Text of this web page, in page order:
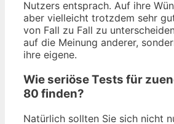
Nutzers entsprach. Auf ihre
aber vielleicht trotzdem sehr
von Fall zu Fall zu
auf die Meinung anderer,
ihre eigene.
Wie seriöse Tests für
80 finden?
Natürlich sollten Sie sich nicht